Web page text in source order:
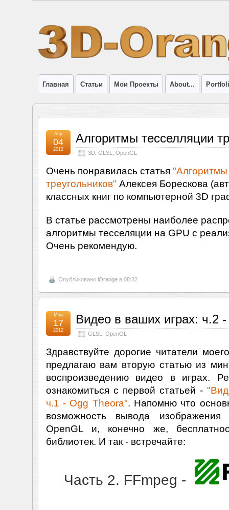
Главная Статьи Мои Проекты About...
Алгоритмы тесселляции
3D, GLSL OpenGL
Апр
04
2012
Очень понравилась статья "Алгоритмы
треугольников" Алексея Борескова
классных книг по компьютерной 3D
В статье рассмотрены наиболее
алгоритмы тесселяции на GPU с
Очень рекомендую.
Опубликовано iOrangeв 08:32
Видео в ваших играх: ч.2
GLSL OpenGL
Мар
17
2012
Здравствуйте дорогие читатели
предлагаю вам вторую статью из
воспроизведению видео в играх.
ознакомиться с первой статьей -
ч.1 - Ogg Theora". Напомню что
возможность вывода изображения
OpenGL и, конечно же,
библиотек. И так - встречайте:
Часть 2. FFmpeg -